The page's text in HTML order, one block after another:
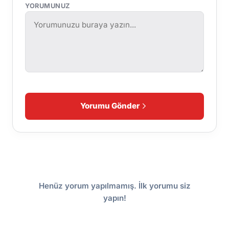
YORUMUNUZ
Yorumu Gönder
Henüz yorum yapılmamış. İlk yorumu siz
yapın!